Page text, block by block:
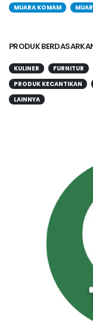
MUARA KOMAM
PRODUK
KULINER FURNITUR
PRODUK KECANTIKAN
LAINNYA